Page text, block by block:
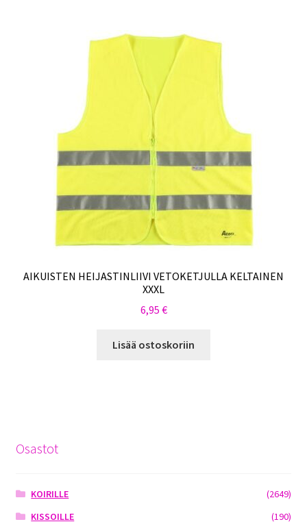
AIKUISTEN HEIJASTINLIIVI VETOKETJULLA KELTAINEN
XXXL
6,95 €
Lisää ostoskoriin
Osastot
KOIRILLE
(2649)
KISSOILLE
(190)